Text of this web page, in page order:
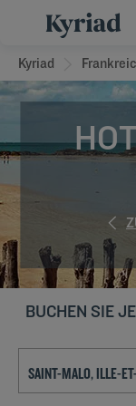
Kyriad
BUCHEN SIE